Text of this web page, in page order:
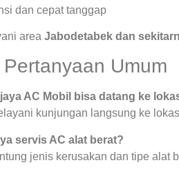
dan cepat tanggap
area Jabodetabek dan
Pertanyaan Umum
AC Mobil bisa datang ke
kunjungan langsung ke
servis AC alat berat?
jenis kerusakan dan tipe alat